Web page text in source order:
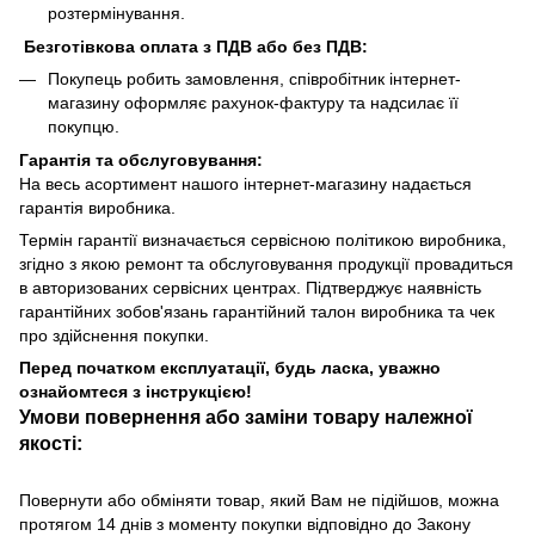
розтермінування.
Безготівкова оплата з ПДВ або без ПДВ:
Покупець робить замовлення, співробітник інтернет-
магазину оформляє рахунок-фактуру та надсилає її
покупцю.
Гарантія та обслуговування:
На весь асортимент нашого інтернет-магазину надається
гарантія виробника.
Термін гарантії визначається сервісною політикою виробника,
згідно з якою ремонт та обслуговування продукції провадиться
в авторизованих сервісних центрах. Підтверджує наявність
гарантійних зобов'язань гарантійний талон виробника та чек
про здійснення покупки.
Перед початком експлуатації, будь ласка, уважно
ознайомтеся з інструкцією!
Умови повернення або заміни товару належної
якості:
Повернути або обміняти товар, який Вам не підійшов, можна
протягом 14 днів з моменту покупки відповідно до Закону